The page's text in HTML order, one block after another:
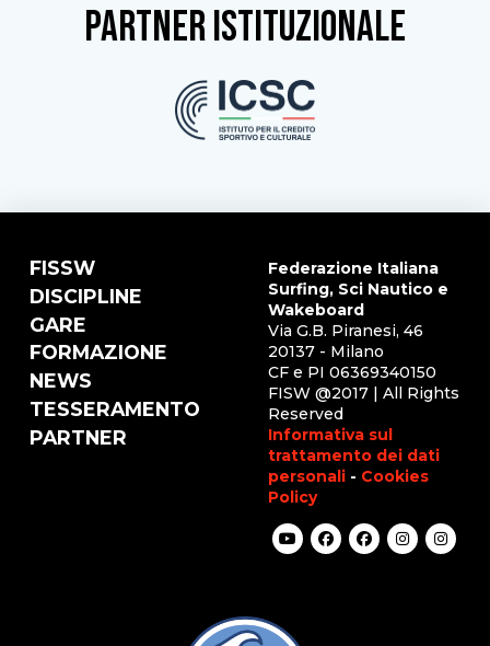
partner istituzionale
FISSW
DISCIPLINE
GARE
FORMAZIONE
NEWS
TESSERAMENTO
PARTNER
Federazione Italiana
Surfing, Sci Nautico e
Wakeboard
Via G.B. Piranesi, 46
20137 - Milano
CF e PI 06369340150
FISW @2017 | All Rights
Reserved
Informativa sul
trattamento dei dati
personali - Cookies
Policy